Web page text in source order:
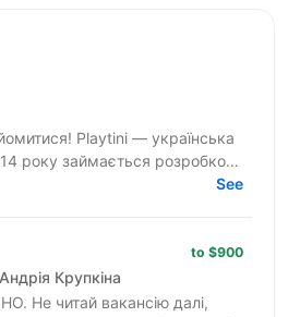
— українська
року займається розробкою
performance-маркетингом вSee
Крупкіна
to $900
Не читай вакансію далі,